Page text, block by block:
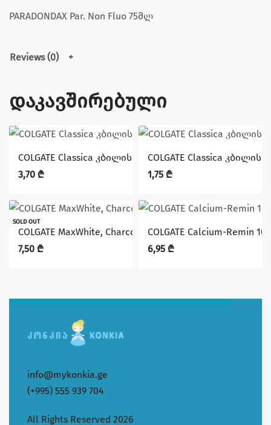
PARADONDAX Par. Non Fluo 75მლ
Reviews (0)
დაკავშირებული
COLGATE Classica კბილის ჯაგრისი 2+1
3,70 ₾
COLGATE Classica კბილის
1,75 ₾
SOLD OUT
COLGATE MaxWhite, Charcoal 100 მლ. კბილის პასტა
7,50 ₾
COLGATE Calcium-Remin
6,95 ₾
info@mykonkia.ge
(+995) 555 939 704
All Rights Reserved 2026